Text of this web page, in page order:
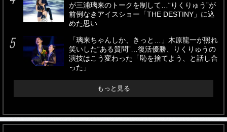
が三浦璃来のトークを制して…“りくりゅう”が
前例なきアイスショー「THE DESTINY」に込
めた思い
「璃来ちゃんしか、きっと…」木原龍一が照れ
笑いした“ある質問”…復活優勝、りくりゅうの
演技はこう変わった「恥を捨てよう、と話し合
った」
もっと見る